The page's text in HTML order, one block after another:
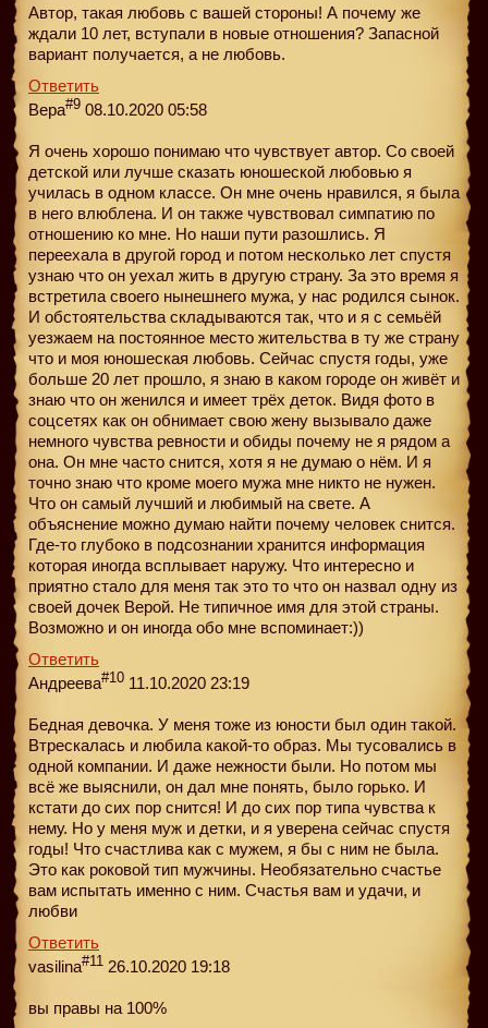
Автор, такая любовь с вашей стороны! А почему же
ждали 10 лет, вступали в новые отношения? Запасной
вариант получается, а не любовь.
Ответить
Вера#9 08.10.2020 05:58
Я очень хорошо понимаю что чувствует автор. Со своей
детской или лучше сказать юношеской любовью я
училась в одном классе. Он мне очень нравился, я была
в него влюблена. И он также чувствовал симпатию по
отношению ко мне. Но наши пути разошлись. Я
переехала в другой город и потом несколько лет спустя
узнаю что он уехал жить в другую страну. За это время я
встретила своего нынешнего мужа, у нас родился сынок.
И обстоятельства складываются так, что и я с семьёй
уезжаем на постоянное место жительства в ту же страну
что и моя юношеская любовь. Сейчас спустя годы, уже
больше 20 лет прошло, я знаю в каком городе он живёт и
знаю что он женился и имеет трёх деток. Видя фото в
соцсетях как он обнимает свою жену вызывало даже
немного чувства ревности и обиды почему не я рядом а
она. Он мне часто снится, хотя я не думаю о нём. И я
точно знаю что кроме моего мужа мне никто не нужен.
Что он самый лучший и любимый на свете. А
объяснение можно думаю найти почему человек снится.
Где-то глубоко в подсознании хранится информация
которая иногда всплывает наружу. Что интересно и
приятно стало для меня так это то что он назвал одну из
своей дочек Верой. Не типичное имя для этой страны.
Возможно и он иногда обо мне вспоминает:))
Ответить
Андреева#10 11.10.2020 23:19
Бедная девочка. У меня тоже из юности был один такой.
Втрескалась и любила какой-то образ. Мы тусовались в
одной компании. И даже нежности были. Но потом мы
всё же выяснили, он дал мне понять, было горько. И
кстати до сих пор снится! И до сих пор типа чувства к
нему. Но у меня муж и детки, и я уверена сейчас спустя
годы! Что счастлива как с мужем, я бы с ним не была.
Это как роковой тип мужчины. Необязательно счастье
вам испытать именно с ним. Счастья вам и удачи, и
любви
Ответить
vasilina#11 26.10.2020 19:18
вы правы на 100%